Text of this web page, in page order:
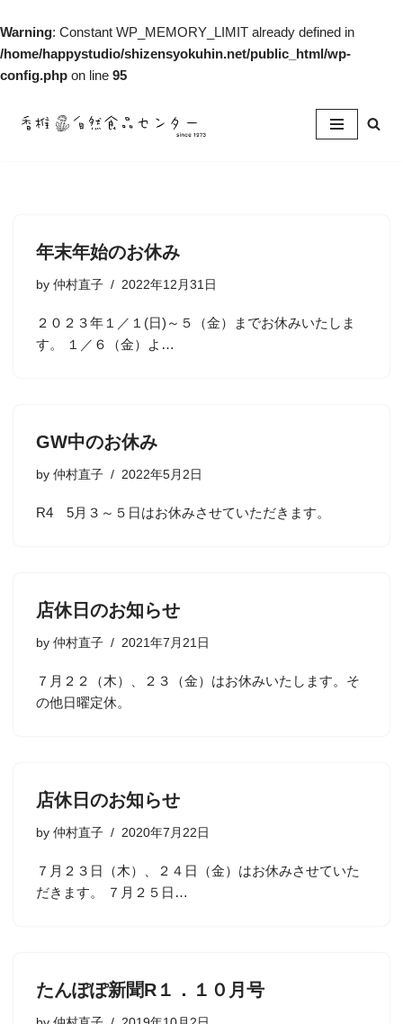
Warning: Constant WP_MEMORY_LIMIT already defined in
/home/happystudio/shizensyokuhin.net/public_html/wp-
config.php on line 95
年末年始のお休み
by 仲村直子 2022年12月31日
２０２３年１／１(日)～５（金）までお休みいたしま
す。 １／６（金）よ…
GW中のお休み
by 仲村直子 2022年5月2日
R4 5月３～５日はお休みさせていただきます。
店休日のお知らせ
by 仲村直子 2021年7月21日
７月２２（木）、２３（金）はお休みいたします。そ
の他日曜定休。
店休日のお知らせ
by 仲村直子 2020年7月22日
７月２３日（木）、２４日（金）はお休みさせていた
だきます。 ７月２５日…
たんぽぽ新聞R１．１０月号